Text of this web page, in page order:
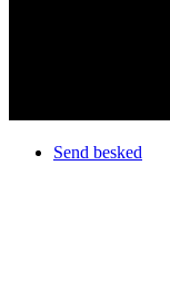
Send besked